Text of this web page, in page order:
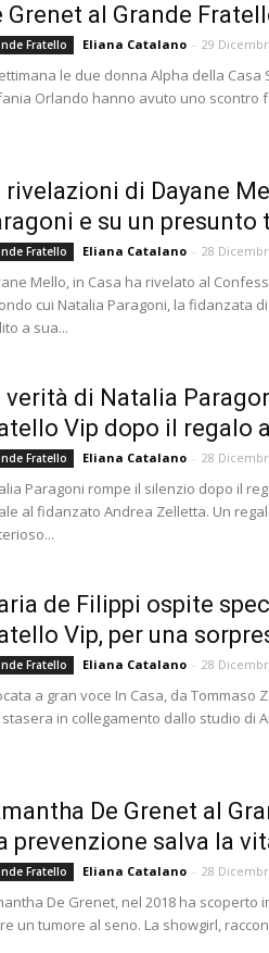
Grenet al Grande
Fratello Eliana Catalano - 29
le due donna Alpha della Casa
Orlando hanno avuto uno scontro
rivelazioni di Dayane
e su un presunto
Fratello Eliana Catalano - 28
Mello, in Casa ha rivelato al
cui Natalia Paragoni, la fidanzata
a sua...
verità di Natalia
Vip dopo il regalo
Fratello Eliana Catalano - 28
Paragoni rompe il silenzio dopo il
al fidanzato Andrea Zelletta. Un
de Filippi ospite
Vip, per una
Fratello Eliana Catalano - 28
a gran voce In Casa, da Tommaso
stasera in collegamento dallo studio di
De Grenet al
prevenzione salva la
Fratello Eliana Catalano - 28
De Grenet, nel 2018 ha scoperto
un tumore al seno. La showgirl,